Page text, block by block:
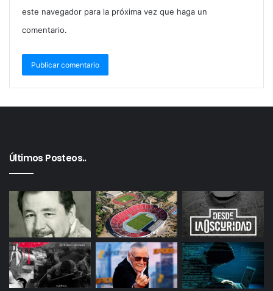
este navegador para la próxima vez que haga un
comentario.
Últimos Posteos..